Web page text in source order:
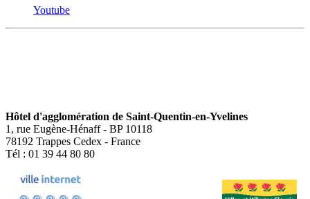
Youtube
Hôtel d'agglomération de Saint-Quentin-en-Yvelines
1, rue Eugène-Hénaff - BP 10118
78192 Trappes Cedex - France
Tél : 01 39 44 80 80